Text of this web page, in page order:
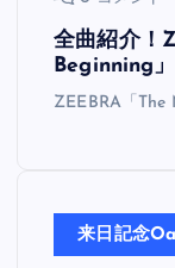
全曲紹介！
Beginning」
ZEEBRA「The
来日記念